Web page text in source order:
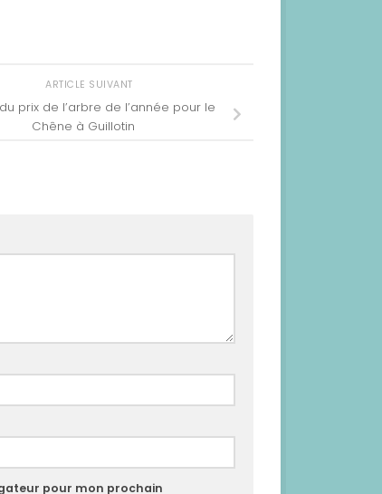
ARTICLE SUIVANT
prix de l’arbre de l’année pour le
Chêne à Guillotin
pour mon prochain